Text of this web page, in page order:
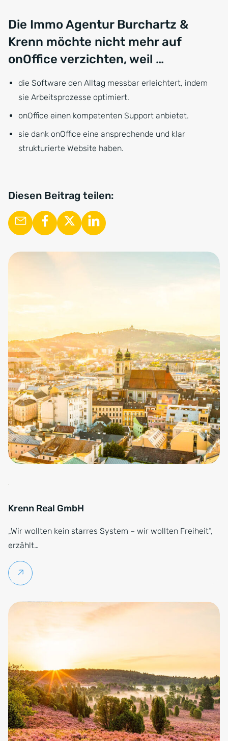
Die Immo Agentur Burchartz &
Krenn möchte nicht mehr auf
onOffice verzichten, weil …
die Software den Alltag messbar erleichtert, indem
sie Arbeitsprozesse optimiert.
onOffice einen kompetenten Support anbietet.
sie dank onOffice eine ansprechende und klar
strukturierte Website haben.
Diesen Beitrag teilen:
Krenn Real GmbH
„Wir wollten kein starres System – wir wollten Freiheit“,
erzählt…
Weiterlesen